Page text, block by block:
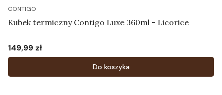
CONTIGO
Kubek termiczny Contigo Luxe 360ml - Licorice
Cena
149,99 zł
Do koszyka